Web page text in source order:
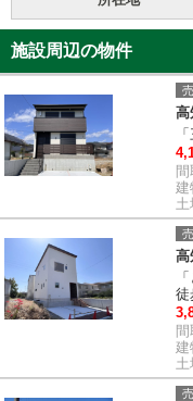
施設周辺の物件
高
間
建
土
高
徒
間
建
土